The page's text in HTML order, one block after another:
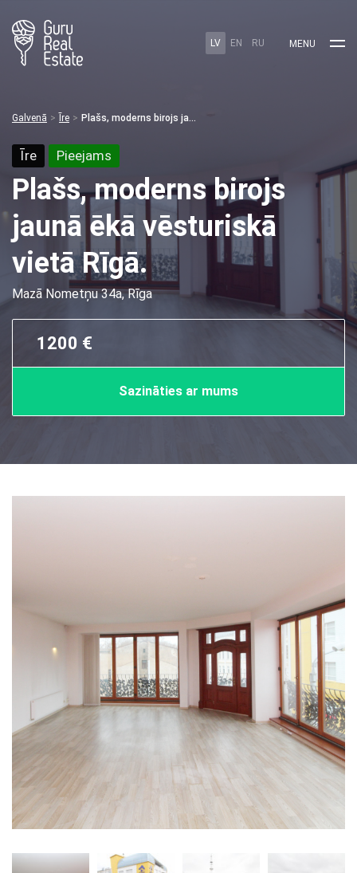
LV EN RU MENU
Galvenā Īre Plašs, moderns birojs jaunā ēkā vēsturiskā vietā Rīgā.
Īre Pieejams
Plašs, moderns birojs
jaunā ēkā vēsturiskā
vietā Rīgā.
Mazā Nometņu 34a, Rīga
1200 €
Sazināties ar mums